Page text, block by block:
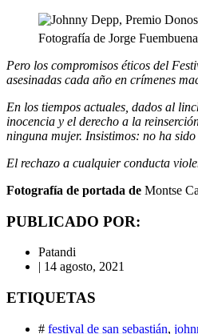
Fotografía de Jorge
Pero los compromisos éticos del
asesinadas cada año en crímenes
En los tiempos actuales, dados al
inocencia y el derecho a la
ninguna mujer. Insistimos: no ha
El rechazo a cualquier conducta
Fotografía de portada de Montse
PUBLICADO POR:
Patandi
| 14 agosto, 2021
ETIQUETAS
# festival de san sebastián,